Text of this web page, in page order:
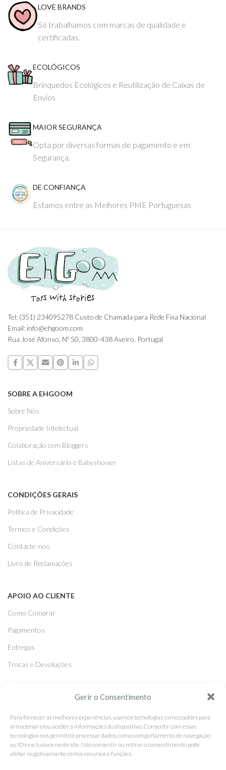
Gerir o Consentimento
Para fornecer as melhores experiências, usamos tecnologias como cookies para
armazenar e/ou aceder a informações do dispositivo. Consentir com essas
tecnologias nos permitirá processar dados, como comportamento de navegação
ou IDs exclusivos neste site. Não consentir ou retirar o consentimento pode
afetar negativamante certos recursos e funções.
LOVE BRANDS
Só trabalhamos com marcas de qualidade e
certificadas.
ECOLÓGICOS
Brinquedos Ecológicos e Reutilização de Caixas de
Envios
MAIOR SEGURANÇA
Opta por diversas formas de pagamento e em
Segurança.
DE CONFIANÇA
Estamos entre as Melhores PME Portuguesas
Tel: (351) 234095278 Custo de Chamada para Rede Fixa Nacional
Email: info@ehgoom.com
Rua José Afonso, Nº 50, 3800-438 Aveiro, Portugal
SOBRE A EHGOOM
Sobre Nós
Propriedade Intelectual
Colaboração com Bloggers
Listas de Aniversário e Babyshower
CONDIÇÕES GERAIS
Politica de Privacidade
Termos e Condições
Contacte-nos
Livro de Reclamações
APOIO AO CLIENTE
Como Comprar
Pagamentos
Entregas
Trocas e Devoluções
Facebook
Instagram
Pinterest